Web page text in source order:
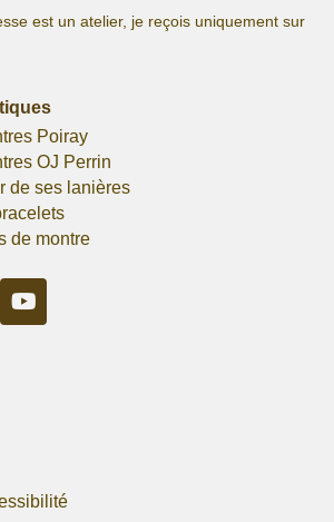
est un atelier, je reçois uniquement sur
Poiray
OJ Perrin
de ses lanières
de montre